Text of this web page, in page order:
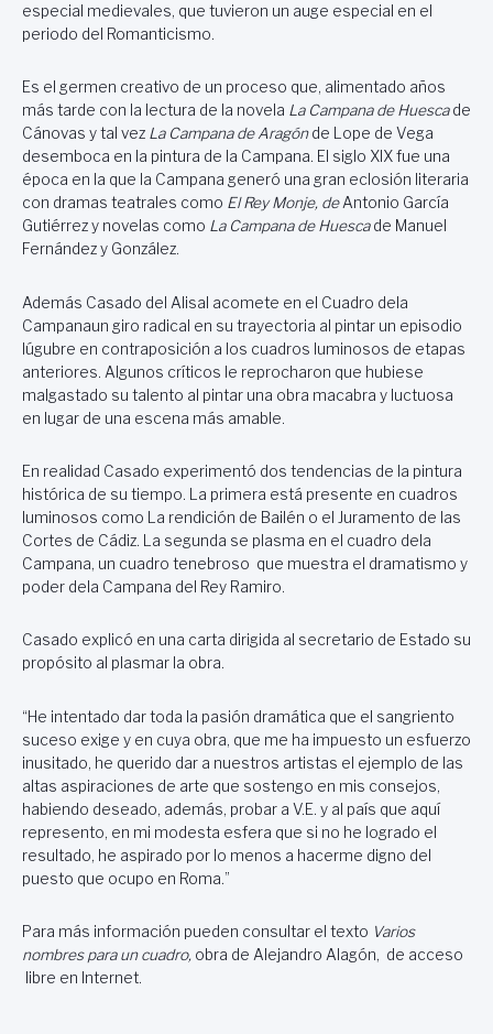
especial medievales, que tuvieron un auge especial en el
periodo del Romanticismo.
Es el germen creativo de un proceso que, alimentado años
más tarde con la lectura de la novela La Campanade Huescade
Cánovas y tal vez La Campanade Aragónde Lope de Vega
desemboca en la pintura de la Campana. El siglo XIX fue una
época en la que la Campana generó una gran eclosión literaria
con dramas teatrales como El Rey Monje, deAntonio García
Gutiérrez y novelas como La Campanade Huescade Manuel
Fernández y González.
Además Casado del Alisal acomete en el Cuadro dela
Campanaun giro radical en su trayectoria al pintar un episodio
lúgubre en contraposición a los cuadros luminosos de etapas
anteriores. Algunos críticos le reprocharon que hubiese
malgastado su talento al pintar una obra macabra y luctuosa
en lugar de una escena más amable.
En realidad Casado experimentó dos tendencias de la pintura
histórica de su tiempo. La primera está presente en cuadros
luminosos como La rendición de Bailén o el Juramento de las
Cortes de Cádiz. La segunda se plasma en el cuadro dela
Campana, un cuadro tenebroso que muestra el dramatismo y
poder dela Campana del Rey Ramiro.
Casado explicó en una carta dirigida al secretario de Estado su
propósito al plasmar la obra.
“He intentado dar toda la pasión dramática que el sangriento
suceso exige y en cuya obra, que me ha impuesto un esfuerzo
inusitado, he querido dar a nuestros artistas el ejemplo de las
altas aspiraciones de arte que sostengo en mis consejos,
habiendo deseado, además, probar a V.E. y al país que aquí
represento, en mi modesta esfera que si no he logrado el
resultado, he aspirado por lo menos a hacerme digno del
puesto que ocupo en Roma.”
Para más información pueden consultar el texto Varios
nombres para un cuadro, obra de Alejandro Alagón, de acceso
libre en Internet.